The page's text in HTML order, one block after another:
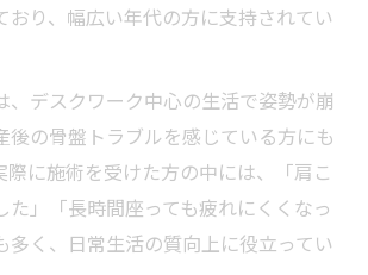
おり、幅広い年代の方に支持されてい
、デスクワーク中心の生活で姿勢が崩
後の骨盤トラブルを感じている方にも
際に施術を受けた方の中には、「肩こ
た」「長時間座っても疲れにくくなっ
多く、日常生活の質向上に役立ってい